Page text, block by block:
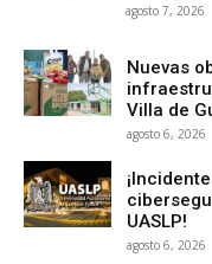
agosto 7, 2026
Nuevas
Villa de
agosto 6, 2026
UASLP!
agosto 6, 2026